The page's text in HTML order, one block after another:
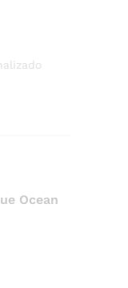
Ocean